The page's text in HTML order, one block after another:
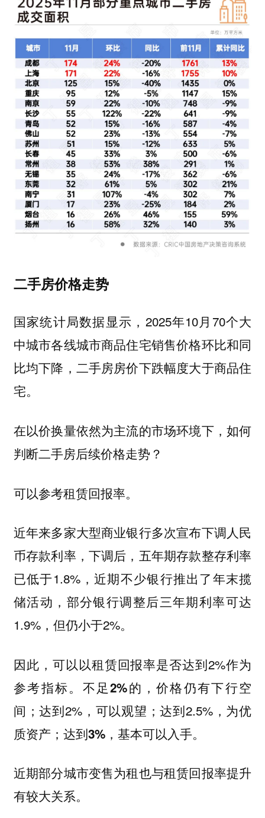
二手房价格走势
国家统计局数据显示，2025年10月70个大
中城市各线城市商品住宅销售价格环比和同
比均下降，二手房房价下跌幅度大于商品住
宅。
在以价换量依然为主流的市场环境下，如何
判断二手房后续价格走势？
可以参考租赁回报率。
近年来多家大型商业银行多次宣布下调人民
币存款利率，下调后，五年期存款整存利率
已低于1.8%，近期不少银行推出了年末揽
储活动，部分银行调整后三年期利率可达
1.9%，但仍小于2%。
因此，可以以租赁回报率是否达到2%作为
参考指标。 不足2%的，价格仍有下行空
间 ；达到2%，可以观望；达到2.5%，为优
质资产； 达到3%，基本可以入手。
近期部分城市变售为租也与租赁回报率提升
有较大关系。